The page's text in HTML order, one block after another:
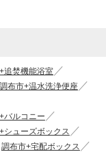
追焚機能浴室
調布市+温水洗浄便座
バルコニー
シューズボックス
調布市+宅配ボックス